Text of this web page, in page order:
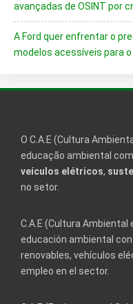
avançadas de OSINT por
A Ford quer enfrentar o
modelos acessíveis para
O C.A.E (Cultura
educação ambiental
veículos elétricos,
no setor.
C.A.E (Cultura
educación ambiental
renovables, vehículos
empleo en el sector.